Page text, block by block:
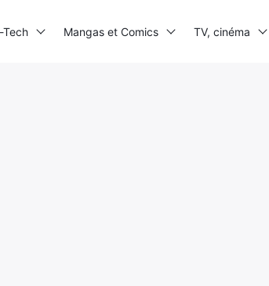
Tech Mangas et Comics TV, cinéma